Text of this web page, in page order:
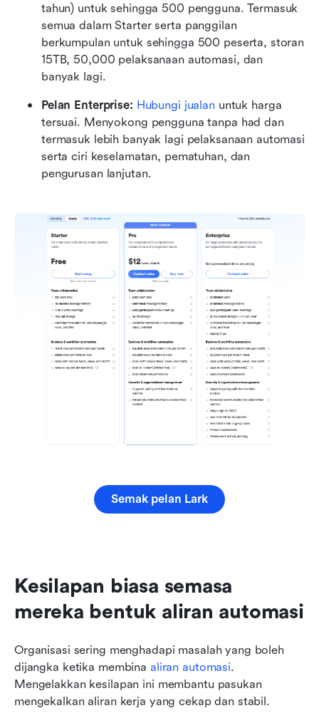
tahun) untuk sehingga 500 pengguna. Termasuk
semua dalam Starter serta panggilan
berkumpulan untuk sehingga 500 peserta, storan
15TB, 50,000 pelaksanaan automasi, dan
banyak lagi.
Pelan Enterprise: Hubungi jualan untuk harga
tersuai. Menyokong pengguna tanpa had dan
termasuk lebih banyak lagi pelaksanaan automasi
serta ciri keselamatan, pematuhan, dan
pengurusan lanjutan.
Semak pelan Lark
Kesilapan biasa semasa
mereka bentuk aliran automasi
Organisasi sering menghadapi masalah yang boleh
dijangka ketika membina aliran automasi.
Mengelakkan kesilapan ini membantu pasukan
mengekalkan aliran kerja yang cekap dan stabil.